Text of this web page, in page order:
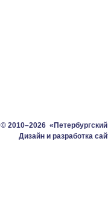
© 2010–2026
Дизайн и разработка